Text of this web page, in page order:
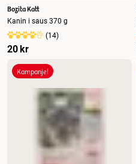
Bozita Katt
Kanin i saus 370 g
(14)
20 kr
Kampanje!